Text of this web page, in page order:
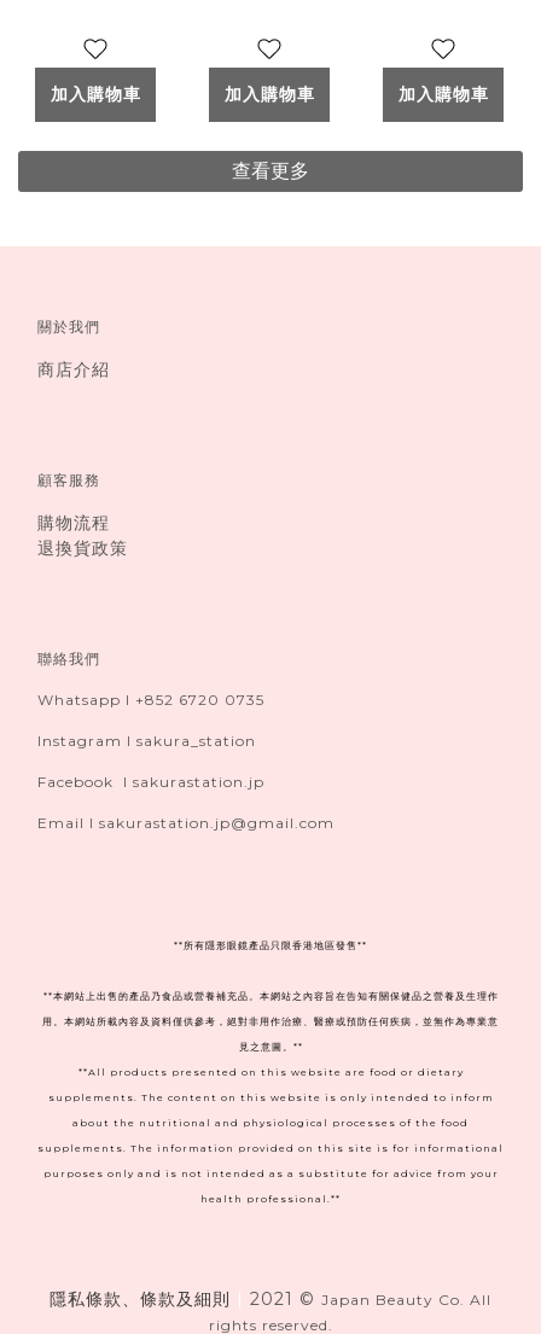
加入購物車 加入購物車 加入購物車
查看更多
關於我們
商店介紹
顧客服務
購物流程
退換貨政策
聯絡我們
Whatsapp I +852 6720 0735
Instagram I sakura_station
Facebook I sakurastation.jp
Email I sakurastation.jp@gmail.com
** 所有隱形眼鏡產品只限香港地區發售**
**本網站上出售的產品乃食品或營養補充品。本網站之內容旨在告知有關保健品之營養及生理作
用。本網站所載內容及資料僅供參考，絕對非用作治療、醫療或預防任何疾病，並無作為專業意
見之意圖。**
**All products presented on this website are food or dietary
supplements. The content on this website is only intended to inform
about the nutritional and physiological processes of the food
supplements. The information provided on this site is for informational
purposes only and is not intended as a substitute for advice from your
health professional.**
隱私條款、條款及細則 2021 © Japan Beauty Co. All
rights reserved.